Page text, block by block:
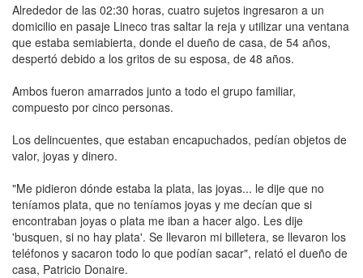
Alrededor de las 02:30 horas, cuatro sujetos ingresaron a un
domicilio en pasaje Lineco tras saltar la reja y utilizar una ventana
que estaba semiabierta, donde el dueño de casa, de 54 años,
despertó debido a los gritos de su esposa, de 48 años.
Ambos fueron amarrados junto a todo el grupo familiar,
compuesto por cinco personas.
Los delincuentes, que estaban encapuchados, pedían objetos de
valor, joyas y dinero.
"Me pidieron dónde estaba la plata, las joyas... le dije que no
teníamos plata, que no teníamos joyas y me decían que si
encontraban joyas o plata me iban a hacer algo. Les dije
'busquen, si no hay plata'. Se llevaron mi billetera, se llevaron los
teléfonos y sacaron todo lo que podían sacar", relató el dueño de
casa, Patricio Donaire.